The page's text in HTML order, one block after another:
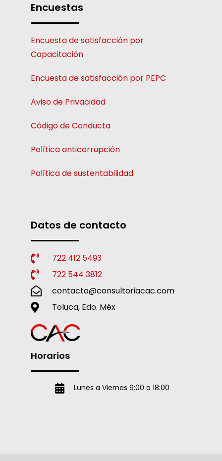
Encuestas
Encuesta de satisfacción por
Capacitación
Encuesta de satisfacción por PEPC
Aviso de Privacidad
Código de Conducta
Política anticorrupción
Política de sustentabilidad
Datos de contacto
722 412 5493
722 544 3812
contacto@consultoriacac.com
Toluca, Edo. Méx
Horarios
Lunes a Viernes 9:00 a 18:00